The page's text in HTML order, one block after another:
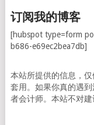
订阅我的博客
[hubspot type=form
b686-e69ec2bea7db]
本站所提供的信息，
套用。如果你真的遇
者会计师。本站不对建